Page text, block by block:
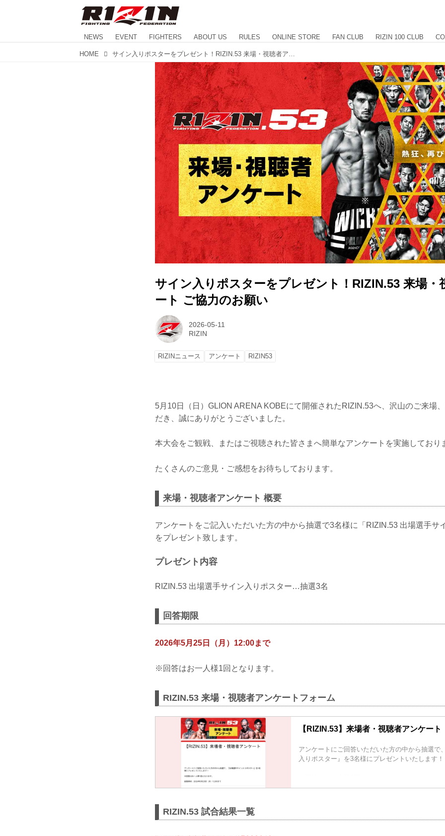
NEWS EVENT FIGHTERS ABOUT US RULES ONLINE STORE FAN CLUB RIZIN 100 CLUB
HOME
サイン入りポスターをプレゼント！RIZIN.53 来場・
ート ご協力のお願い
2026-05-11
RIZIN
RIZINニュース アンケート RIZIN53
5月10日（日）GLION ARENA KOBEにて開催されたRIZIN.53へ、沢山のご来場
だき、誠にありがとうございました。
本大会をご観戦、またはご視聴された皆さまへ簡単なアンケートを実施しており
たくさんのご意見・ご感想をお待ちしております。
来場・視聴者アンケート 概要
アンケートをご記入いただいた方の中から抽選で3名様に「RIZIN.53 出場選手サ
をプレゼント致します。
プレゼント内容
RIZIN.53 出場選手サイン入りポスター…抽選3名
回答期限
2026年5月25日（月）12:00まで
※回答はお一人様1回となります。
RIZIN.53 来場・視聴者アンケートフォーム
【RIZIN.53】来場者・視聴者アンケート
アンケートにご回答いただいた方の中から抽選で
入りポスター』を3名様にプレゼントいたします！
RIZIN.53 試合結果一覧